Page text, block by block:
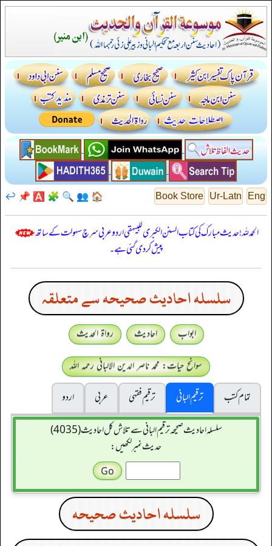
Eng
Ur-Latn
Book Store
🏠
👥
🔍
🧩
🅰️
📌
↩️
الحمدللہ! حدیث مبارک کی کتاب السنن الكبرى للبيهقي اردو عربی سرچ سہولت کے ساتھ
پیش کر دی گئی ہے۔
سلسله احاديث صحيحه سے متعلقہ
ابواب احادیث
رواۃ الحدیث
سوانح حیات: محمد ناصر الدین الالبانی رحمہ اللہ
تمام کتب
ترقیم البانی ترقيم فقہی عربی
اردو
سلسله احاديث صحيحه ترقیم البانی سے تلاش کل احادیث (4035)
حدیث نمبر لکھیں:
سلسله احاديث صحيحه